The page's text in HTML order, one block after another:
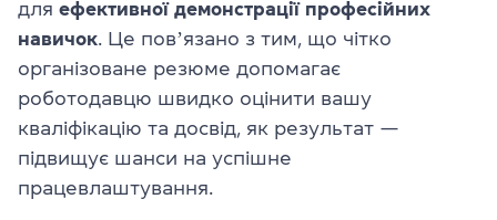
для ефективної демонстрації професійних
навичок . Це повʼязано з тим, що чітко
організоване резюме допомагає
роботодавцю швидко оцінити вашу
кваліфікацію та досвід, як результат —
підвищує шанси на успішне
працевлаштування.